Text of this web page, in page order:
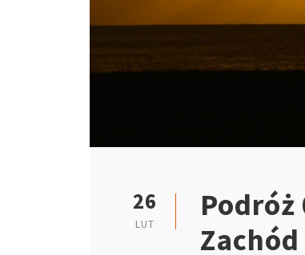
26
LUT
Podróż
Zachód